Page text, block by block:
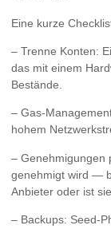
Eine kurze
– Trenne Konten:
das mit einem
Bestände.
– Gas-
hohem
– Genehmigungen
genehmigt wird —
Anbieter oder ist
– Backups: Seed-